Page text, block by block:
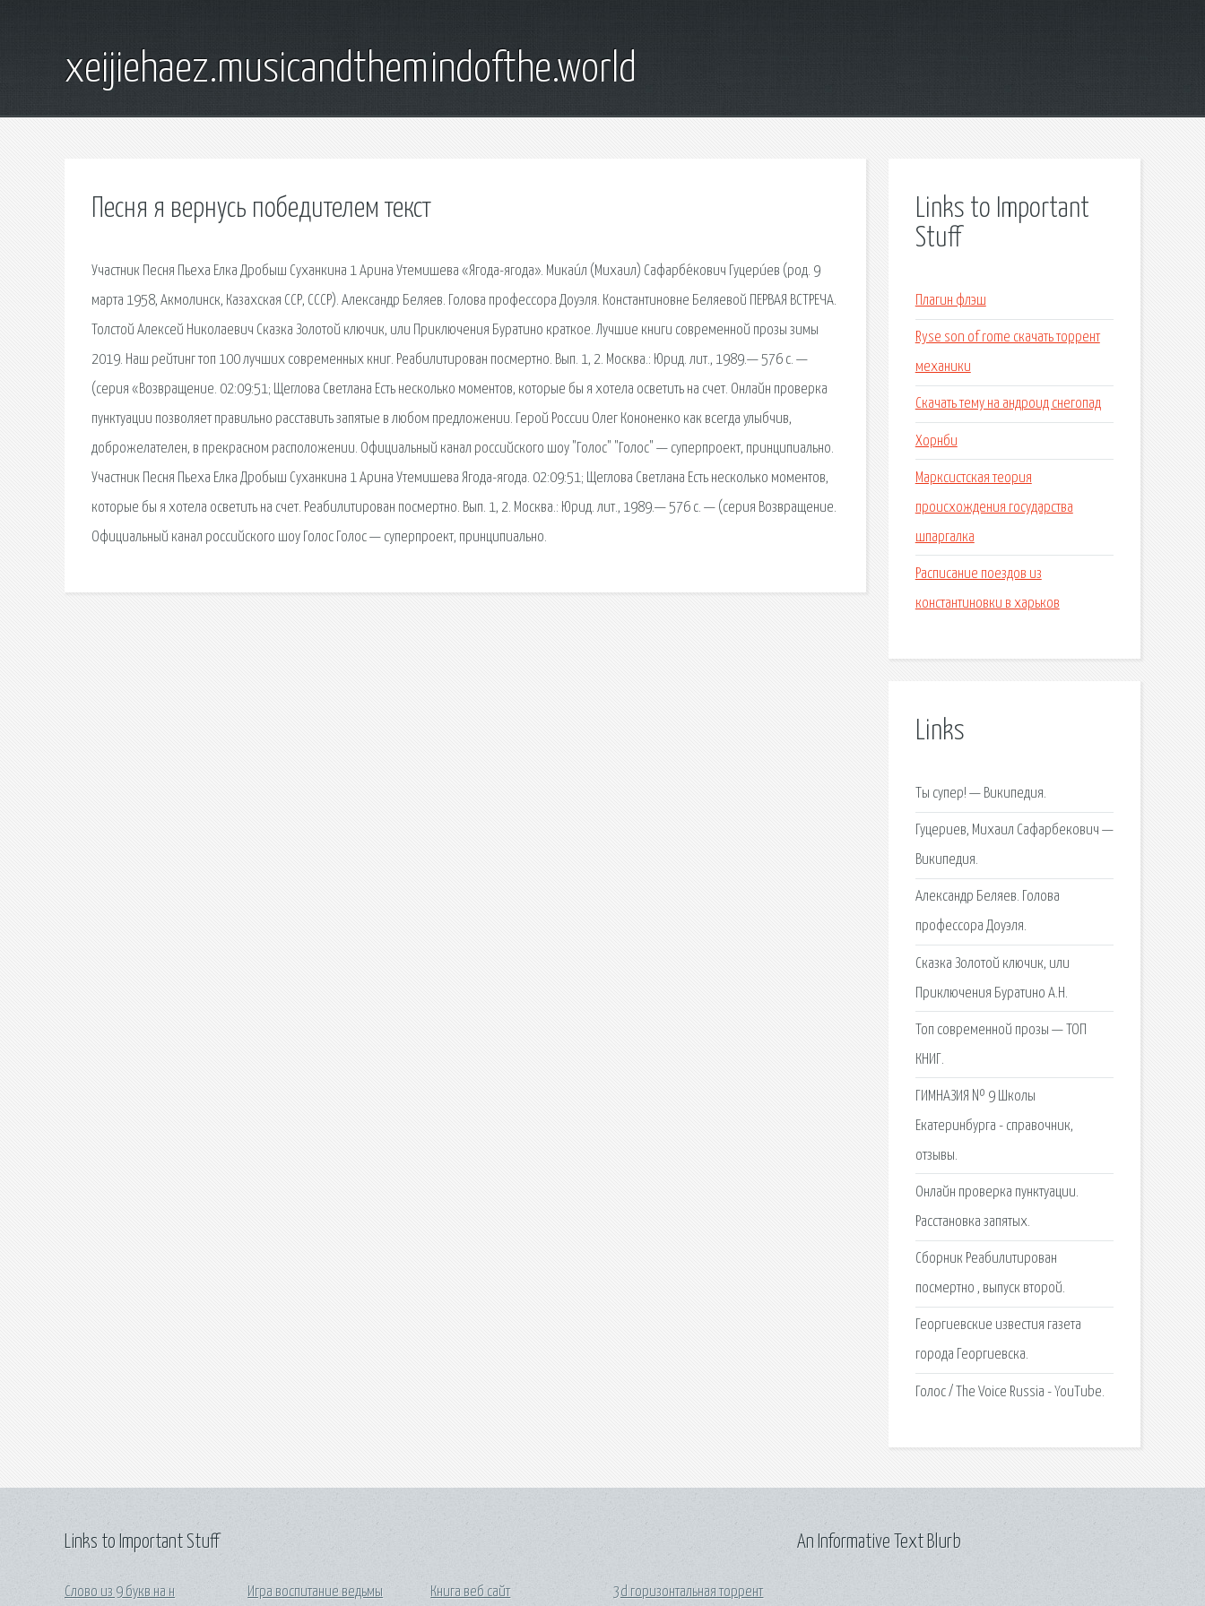
xeijiehaez.musicandthemindofthe.world
Песня я вернусь победителем текст
Участник Песня Пьеха Елка Дробыш Суханкина 1 Арина Утемишева «Ягода-ягода». Микаи́л (Михаил) Сафарбе́кович Гуцери́ев (род. 9
марта 1958, Акмолинск, Казахская ССР, СССР). Александр Беляев. Голова профессора Доуэля. Константиновне Беляевой ПЕРВАЯ ВСТРЕЧА.
Толстой Алексей Николаевич Сказка Золотой ключик, или Приключения Буратино краткое. Лучшие книги современной прозы зимы
2019. Наш рейтинг топ 100 лучших современных книг. Реабилитирован посмертно. Вып. 1, 2. Москва.: Юрид. лит., 1989.— 576 с. —
(серия «Возвращение. 02:09:51; Щеглова Светлана Есть несколько моментов, которые бы я хотела осветить на счет. Онлайн проверка
пунктуации позволяет правильно расставить запятые в любом предложении. Герой России Олег Кононенко как всегда улыбчив,
доброжелателен, в прекрасном расположении. Официальный канал российского шоу "Голос" "Голос" — суперпроект, принципиально.
Участник Песня Пьеха Елка Дробыш Суханкина 1 Арина Утемишева Ягода-ягода. 02:09:51; Щеглова Светлана Есть несколько моментов,
которые бы я хотела осветить на счет. Реабилитирован посмертно. Вып. 1, 2. Москва.: Юрид. лит., 1989.— 576 с. — (серия Возвращение.
Официальный канал российского шоу Голос Голос — суперпроект, принципиально.
Links to Important
Stuff
Плагин флэш
Ryse son of rome скачать торрент
механики
Скачать тему на андроид снегопад
Хорнби
Марксистская теория
происхождения государства
шпаргалка
Расписание поездов из
константиновки в харьков
Links
Ты супер! — Википедия.
Гуцериев, Михаил Сафарбекович —
Википедия.
Александр Беляев. Голова
профессора Доуэля.
Сказка Золотой ключик, или
Приключения Буратино А.Н.
Топ современной прозы — ТОП
КНИГ.
ГИМНАЗИЯ № 9 Школы
Екатеринбурга - справочник,
отзывы.
Онлайн проверка пунктуации.
Расстановка запятых.
Сборник Реабилитирован
посмертно , выпуск второй.
Георгиевские известия газета
города Георгиевска.
Голос / The Voice Russia - YouTube.
Links to Important Stuff
Слово из 9 букв на н Игра воспитание ведьмы Книга веб сайт 3d горизонтальная торрент
An Informative Text Blurb